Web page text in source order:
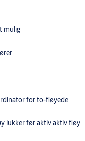
mulig
for to-fløyede
lukker før aktiv aktiv fløy